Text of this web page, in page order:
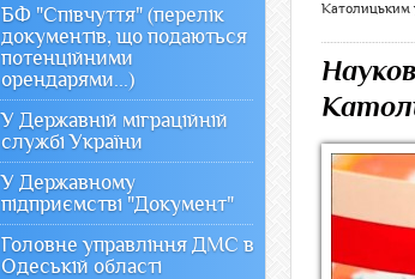
Католицьким
БФ "Співчуття" (перелік
документів, що подаються
потенційними
орендарями...)
У Державній міграційній
службі України
У Державному
підприємстві "Документ"
Головне управління ДМС в
Одеській області